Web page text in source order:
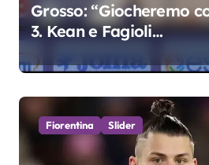
Grosso: “Giocheremo
3. Kean e Fagioli
colpo”
Fiorentina Slider